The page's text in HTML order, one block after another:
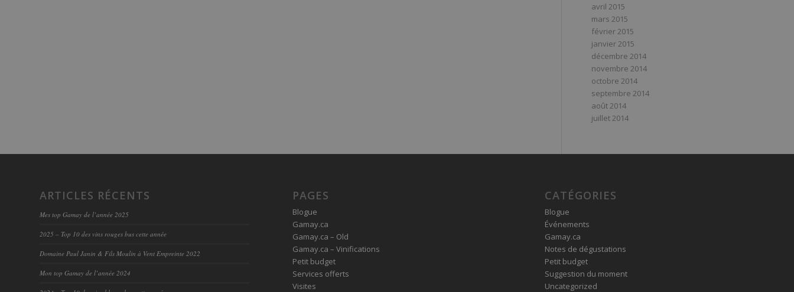
avril 2015
mars 2015
février 2015
janvier 2015
décembre 2014
novembre 2014
octobre 2014
septembre 2014
août 2014
juillet 2014
ARTICLES RÉCENTS
Mes top Gamay de l’année 2025
2025 – Top 10 des vins rouges bus cette année
Domaine Paul Janin & Fils Moulin à Vent Empreinte 2022
Mon top Gamay de l’année 2024
PAGES
Blogue
Gamay.ca
Gamay.ca – Old
Gamay.ca – Vinifications
Petit budget
Services offerts
Visites
CATÉGORIES
Blogue
Événements
Gamay.ca
Notes de dégustations
Petit budget
Suggestion du moment
Uncategorized